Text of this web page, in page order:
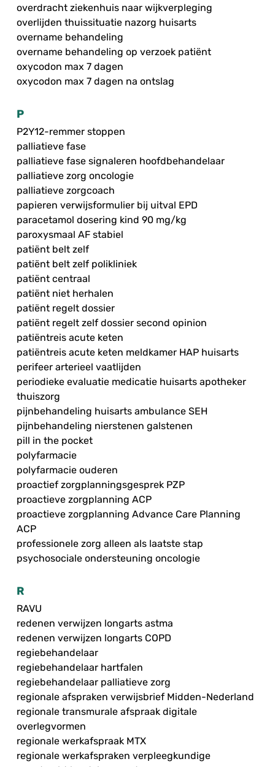
overdracht ziekenhuis naar wijkverpleging
overlijden thuissituatie nazorg huisarts
overname behandeling
overname behandeling op verzoek patiënt
oxycodon max 7 dagen
oxycodon max 7 dagen na ontslag
P
P2Y12-remmer stoppen
palliatieve fase
palliatieve fase signaleren hoofdbehandelaar
palliatieve zorg oncologie
palliatieve zorgcoach
papieren verwijsformulier bij uitval EPD
paracetamol dosering kind 90 mg/kg
paroxysmaal AF stabiel
patiënt belt zelf
patiënt belt zelf polikliniek
patiënt centraal
patiënt niet herhalen
patiënt regelt dossier
patiënt regelt zelf dossier second opinion
patiëntreis acute keten
patiëntreis acute keten meldkamer HAP huisarts
perifeer arterieel vaatlijden
periodieke evaluatie medicatie huisarts apotheker
thuiszorg
pijnbehandeling huisarts ambulance SEH
pijnbehandeling nierstenen galstenen
pill in the pocket
polyfarmacie
polyfarmacie ouderen
proactief zorgplanningsgesprek PZP
proactieve zorgplanning ACP
proactieve zorgplanning Advance Care Planning
ACP
professionele zorg alleen als laatste stap
psychosociale ondersteuning oncologie
R
RAVU
redenen verwijzen longarts astma
redenen verwijzen longarts COPD
regiebehandelaar
regiebehandelaar hartfalen
regiebehandelaar palliatieve zorg
regionale afspraken verwijsbrief Midden-Nederland
regionale transmurale afspraak digitale
overlegvormen
regionale werkafspraak MTX
regionale werkafspraken verpleegkundige